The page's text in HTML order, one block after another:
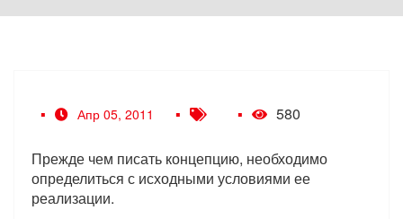
Апр 05, 2011 580
Прежде чем писать концепцию, необходимо
определиться с исходными условиями ее
реализации.